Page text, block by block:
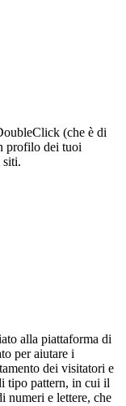
(che è di
profilo dei tuoi
siti.
alla piattaforma di
per aiutare i
dei visitatori e
tipo pattern, in cui il
numeri e lettere, che